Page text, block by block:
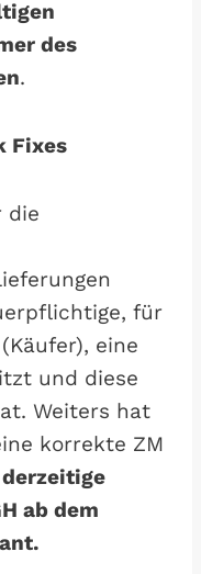
des
.
Fixes
die
für
eine
und diese
Weiters hat
korrekte ZM
derzeitige
ab dem